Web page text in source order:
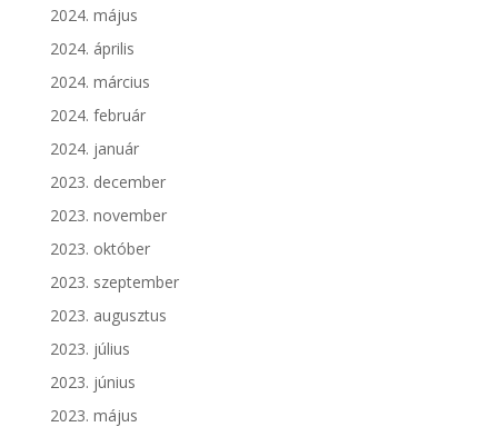
2024. május
2024. április
2024. március
2024. február
2024. január
2023. december
2023. november
2023. október
2023. szeptember
2023. augusztus
2023. július
2023. június
2023. május